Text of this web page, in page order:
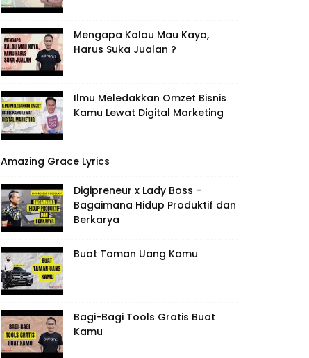
Mengapa Kalau Mau Kaya,
Harus Suka Jualan ?
Ilmu Meledakkan Omzet Bisnis
Kamu Lewat Digital Marketing
Amazing Grace Lyrics
Digipreneur x Lady Boss -
Bagaimana Hidup Produktif dan
Berkarya
Buat Taman Uang Kamu
Bagi-Bagi Tools Gratis Buat
Kamu